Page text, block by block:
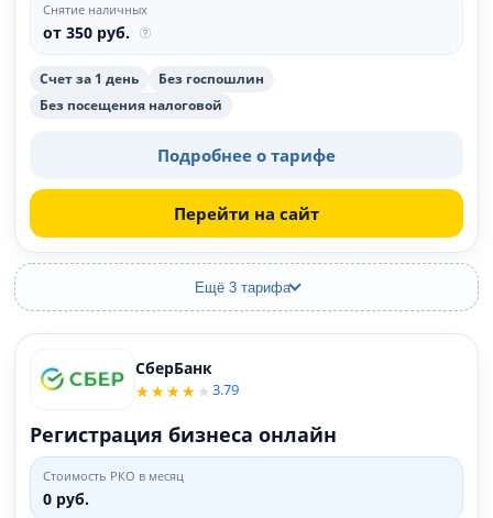
Снятие наличных
от 350 руб.
Счет за 1 день
Без госпошлин
Без посещения налоговой
Подробнее о тарифе
Перейти на сайт
Ещё 3 тарифа
СберБанк
3.79
Регистрация бизнеса онлайн
Стоимость РКО в месяц
0 руб.